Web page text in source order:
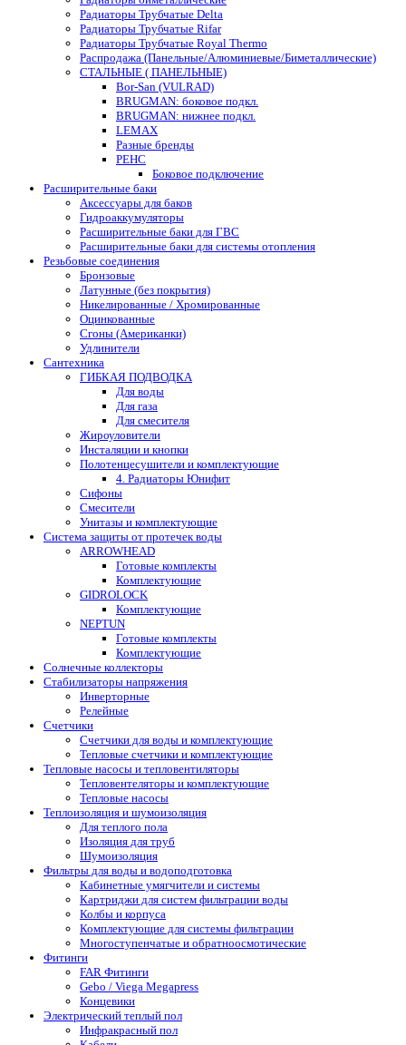
Радиаторы Трубчатые Delta
Радиаторы Трубчатые Rifar
Радиаторы Трубчатые Royal Thermo
Распродажа (Панельные/Алюминиевые/Биметаллические)
СТАЛЬНЫЕ ( ПАНЕЛЬНЫЕ)
Bor-San (VULRAD)
BRUGMAN: боковое подкл.
BRUGMAN: нижнее подкл.
LEMAX
Разные бренды
РЕНС
Боковое подключение
Расширительные баки
Аксессуары для баков
Гидроаккумуляторы
Расширительные баки для ГВС
Расширительные баки для системы отопления
Резьбовые соединения
Бронзовые
Латунные (без покрытия)
Никелированные / Хромированные
Оцинкованные
Сгоны (Американки)
Удлинители
Сантехника
ГИБКАЯ ПОДВОДКА
Для воды
Для газа
Для смесителя
Жироуловители
Инсталяции и кнопки
Полотенцесушители и комплектующие
4. Радиаторы Юнифит
Сифоны
Смесители
Унитазы и комплектующие
Система защиты от протечек воды
ARROWHEAD
Готовые комплекты
Комплектующие
GIDROLOCK
Комплектующие
NEPTUN
Готовые комплекты
Комплектующие
Солнечные коллекторы
Стабилизаторы напряжения
Инверторные
Релейные
Счетчики
Счетчики для воды и комплектующие
Тепловые счетчики и комплектующие
Тепловые насосы и тепловентиляторы
Тепловентеляторы и комплектующие
Тепловые насосы
Теплоизоляция и шумоизоляция
Для теплого пола
Изоляция для труб
Шумоизоляция
Фильтры для воды и водоподготовка
Кабинетные умягчители и системы
Картриджи для систем фильтрации воды
Колбы и корпуса
Комплектующие для системы фильтрации
Многоступенчатые и обратноосмотические
Фитинги
FAR Фитинги
Gebo / Viega Megapress
Концевики
Электрический теплый пол
Инфракрасный пол